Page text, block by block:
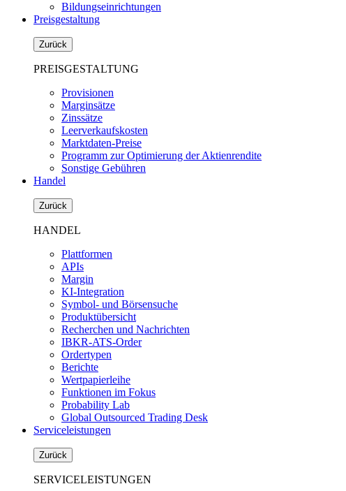
Bildungseinrichtungen
Preisgestaltung
Zurück
PREISGESTALTUNG
Provisionen
Marginsätze
Zinssätze
Leerverkaufskosten
Marktdaten-Preise
Programm zur Optimierung der Aktienrendite
Sonstige Gebühren
Handel
Zurück
HANDEL
Plattformen
APIs
Margin
KI-Integration
Symbol- und Börsensuche
Produktübersicht
Recherchen und Nachrichten
IBKR-ATS-Order
Ordertypen
Berichte
Wertpapierleihe
Funktionen im Fokus
Probability Lab
Global Outsourced Trading Desk
Serviceleistungen
Zurück
SERVICELEISTUNGEN